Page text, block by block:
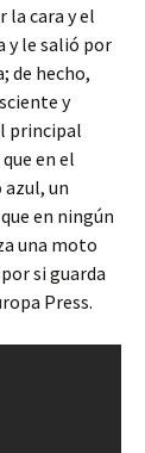
la cara y el
y le salió por
de hecho,
y
principal
en el
un
en ningún
una moto
si guarda
Press.